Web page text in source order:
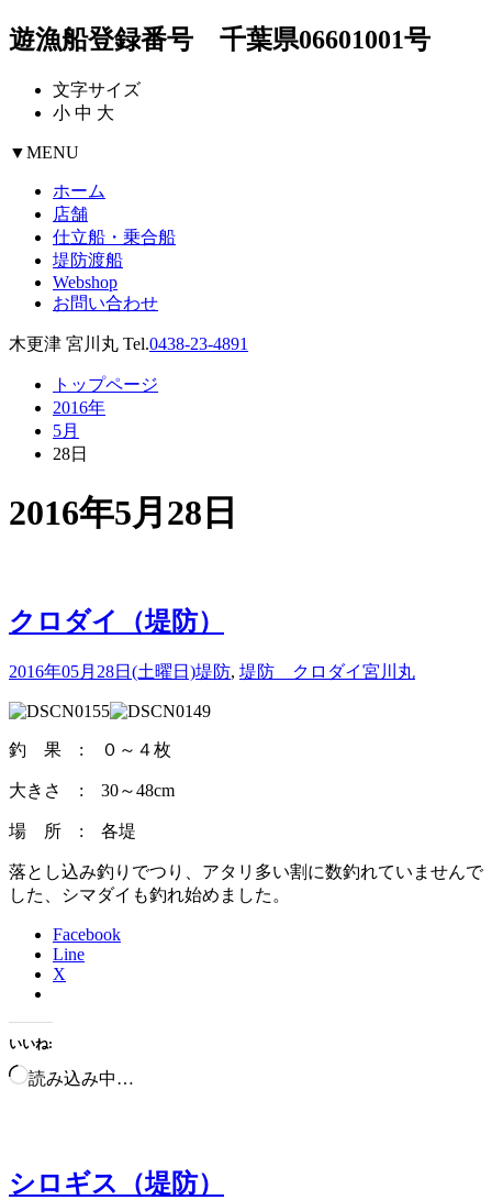
遊漁船登録番号 千葉県06601001号
文字サイズ
小 中 大
▼MENU
ホーム
店舗
仕立船・乗合船
堤防渡船
Webshop
お問い合わせ
木更津 宮川丸 Tel.0438-23-4891
トップページ
2016年
5月
28日
2016年5月28日
クロダイ（堤防）
2016年05月28日(土曜日)堤防, 堤防 クロダイ宮川丸
釣 果 : ０～４枚
大きさ : 30～48cm
場 所 : 各堤
落とし込み釣りでつり、アタリ多い割に数釣れていませんで
した、シマダイも釣れ始めました。
Facebook
Line
X
いいね:
読み込み中…
シロギス（堤防）